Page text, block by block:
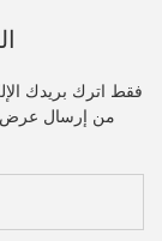
فقط اترك بريدك
من إرسال عرض